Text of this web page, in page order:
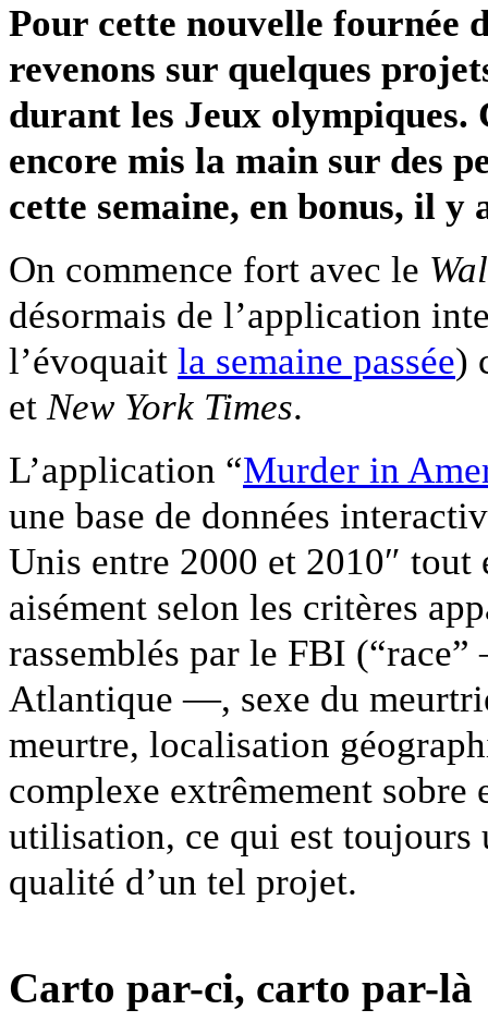
Pour cette nouvelle fournée
revenons sur quelques
durant les Jeux olympiques.
encore mis la main sur des
cette semaine, en bonus, il y
On commence fort avec le
désormais de l’application
l’évoquait la semaine passée)
etNew York Times.
L’application “Murder in
une base de données
Unis entre 2000 et 2010″
aisément selon les critères
rassemblés par le FBI
Atlantique —, sexe du
meurtre, localisation
complexe extrêmement sobre
utilisation, ce qui est toujours
qualité d’un tel projet.
Carto par-ci, carto par-là